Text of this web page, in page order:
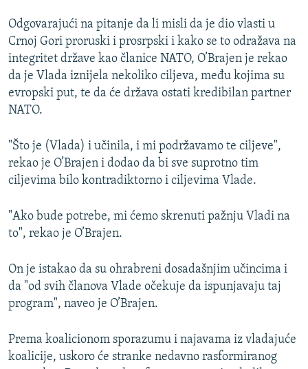
Odgovarajući na pitanje da li misli da je dio vlasti u
Crnoj Gori proruski i prosrpski i kako se to odražava na
integritet države kao članice NATO, O’Brajen je rekao
da je Vlada iznijela nekoliko ciljeva, među kojima su
evropski put, te da će država ostati kredibilan partner
NATO.
"Što je (Vlada) i učinila, i mi podržavamo te ciljeve",
rekao je O’Brajen i dodao da bi sve suprotno tim
ciljevima bilo kontradiktorno i ciljevima Vlade.
"Ako bude potrebe, mi ćemo skrenuti pažnju Vladi na
to", rekao je O’Brajen.
On je istakao da su ohrabreni dosadašnjim učincima i
da "od svih članova Vlade očekuje da ispunjavaju taj
program", naveo je O’Brajen.
Prema koalicionom sporazumu i najavama iz vladajuće
koalicije, uskoro će stranke nedavno rasformiranog